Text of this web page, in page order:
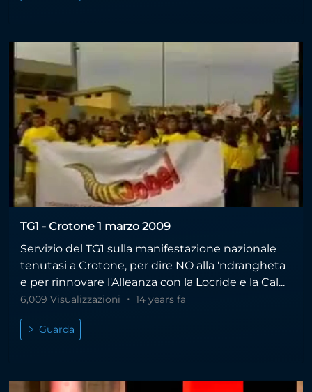
TG1 - Crotone 1 marzo 2009
Servizio del TG1 sulla manifestazione nazionale
tenutasi a Crotone, per dire NO alla 'ndrangheta
e per rinnovare l'Alleanza con la Locride e la Cal...
6,009 Visualizzazioni 14 years fa
Guarda